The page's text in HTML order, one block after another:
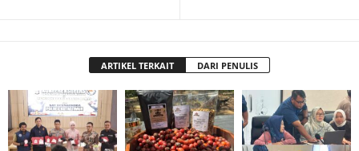
ARTIKEL TERKAIT DARI PENULIS